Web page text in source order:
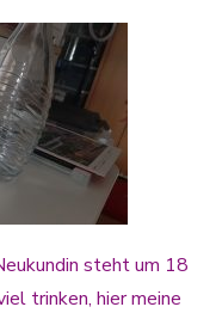
steht um 18
trinken, hier meine